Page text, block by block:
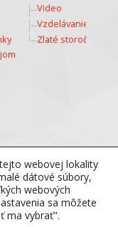
webovej lokality
dátové súbory,
webových
sa môžete
ma vybrať".
Video
Vzdelávanie
Zlaté storočie